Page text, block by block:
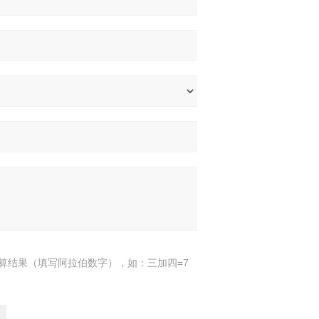
结果（填写阿拉伯数字），如：三加四=7